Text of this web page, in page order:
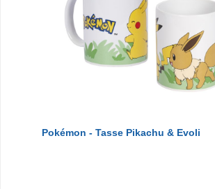
Pokémon - Tasse Pikachu & Evoli